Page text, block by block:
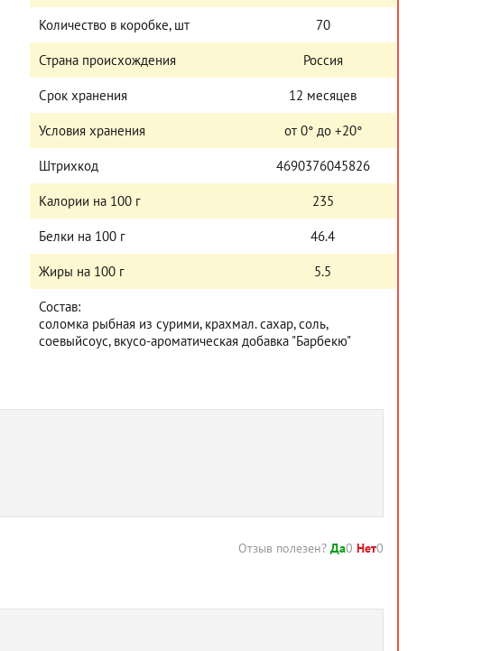
Количество в коробке, шт 70
Страна происхождения Россия
Срок хранения 12 месяцев
Условия хранения от 0° до +20°
Штрихкод 4690376045826
Калории на 100 г 235
Белки на 100 г 46.4
Жиры на 100 г 5.5
Состав:
соломка рыбная из сурими, крахмал. сахар, соль,
соевыйсоус, вкусо-ароматическая добавка "Барбекю"
Отзыв полезен? Да0 Нет0